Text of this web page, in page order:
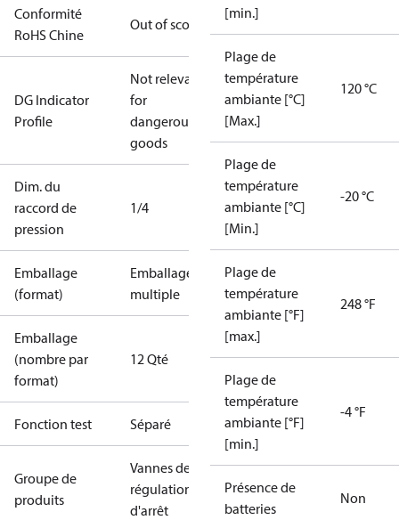
Conformité
RoHS Chine
Out of scope
DG Indicator
Profile
Not relevant
for
dangerous
goods
Dim. du
raccord de
pression
1/4
Emballage
(format)
Emballage
multiple
Emballage
(nombre par
format)
12 Qté
Fonction test Séparé
Groupe de
produits
Vannes de
régulation et
d'arrêt
[min.]
Plage de
température
ambiante [°C]
[Max.]
120 °C
Plage de
température
ambiante [°C]
[Min.]
-20 °C
Plage de
température
ambiante [°F]
[max.]
248 °F
Plage de
température
ambiante [°F]
[min.]
-4 °F
Présence de
batteries
Non